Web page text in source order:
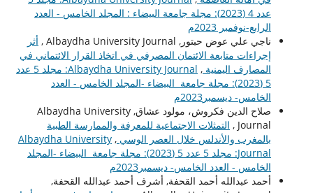
عدد 4 (2023): مجلة جامعة البيضاء : المجلد الخامس - العدد
الرابع-نوفمبر 2023م
ناجي علي عوض حبتور, Albaydha University Journal ,
أثر
إجراءات متابعة الائتمان المصرفي في اتخاذ القرار الائتماني في
المصارف اليمنية ,
Albaydha University Journal: مجلد 5 عدد
5 (2023): مجلة جامعة البيضاء -المجلد الخامس - العدد
الخامس- ديسمبر2023م
صلاح الدين فكروش، مولود عشاق, Albaydha University
Journal ,
التمثلات الاجتماعية للمعرفة والممارسة الطبية
بالمغرب والأندلس خلال العصر الوسي ,
Albaydha University
Journal: مجلد 5 عدد 5 (2023): مجلة جامعة البيضاء -المجلد
الخامس - العدد الخامس- ديسمبر2023م
أحمد عبدالله أحمد القحفة, أشرف أحمد عبدالله القحفة,